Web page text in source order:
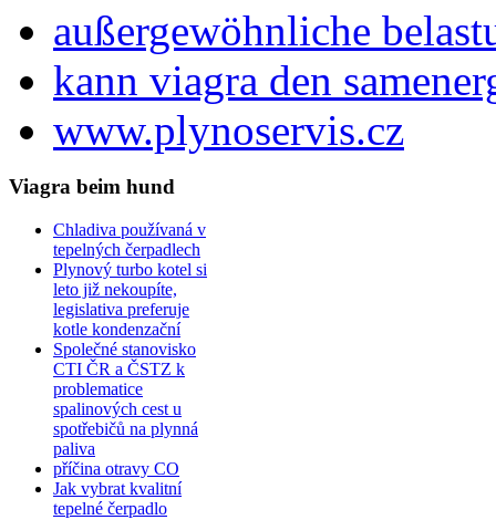
außergewöhnliche
kann viagra den
www.plynoservis.cz
Viagra beim hund
Chladiva používaná v
tepelných čerpadlech
Plynový turbo kotel si
leto již nekoupíte,
legislativa preferuje
kotle kondenzační
Společné stanovisko
CTI ČR a ČSTZ k
problematice
spalinových cest u
spotřebičů na plynná
paliva
příčina otravy CO
Jak vybrat kvalitní
tepelné čerpadlo